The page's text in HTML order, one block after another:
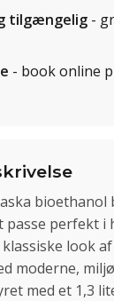
tilgængelig -
- book online
passe perfekt i
look
moderne,
med et 1,3